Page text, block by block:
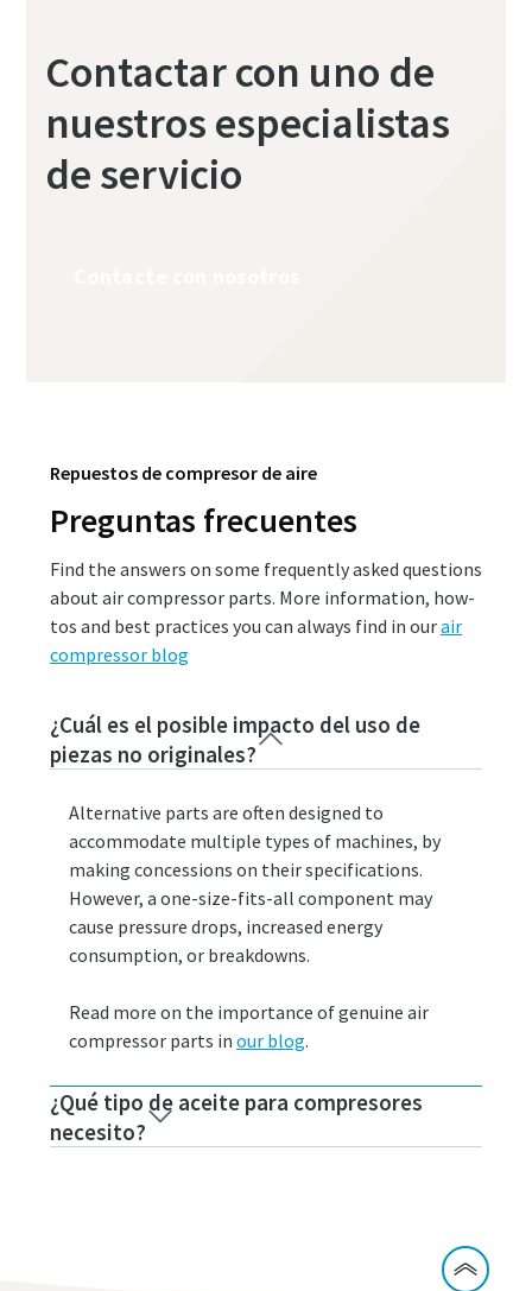
Contactar con uno de
nuestros especialistas
de servicio
Repuestos de compresor de aire
Preguntas frecuentes
Find the answers on some frequently asked questions
about air compressor parts. More information, how-
tos and best practices you can always find in ourair
compressor blog
¿Cuál es el posible impacto del uso de
piezas no originales?
Alternative parts are often designed to
accommodate multiple types of machines, by
making concessions on their specifications.
However, a one-size-fits-all component may
cause pressure drops, increased energy
consumption, or breakdowns.
Read more on the importance of genuine air
compressor parts in our blog.
¿Qué tipo de aceite para compresores
necesito?